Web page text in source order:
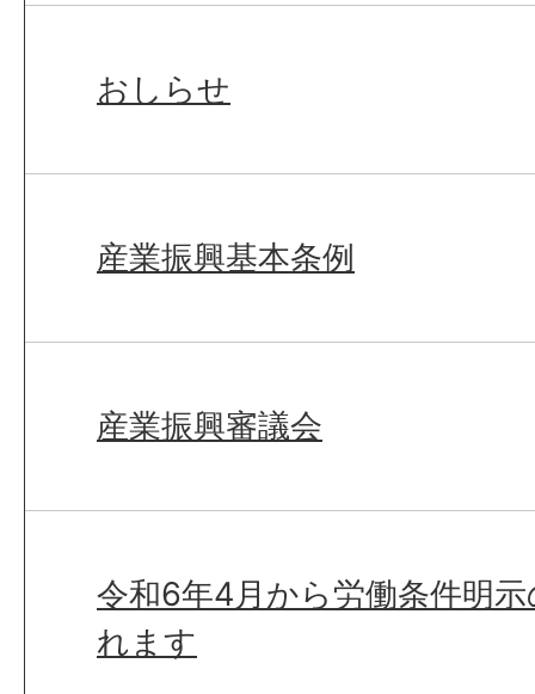
おしらせ
産業振興基本条例
産業振興審議会
令和6年4月から労働条件明
れます